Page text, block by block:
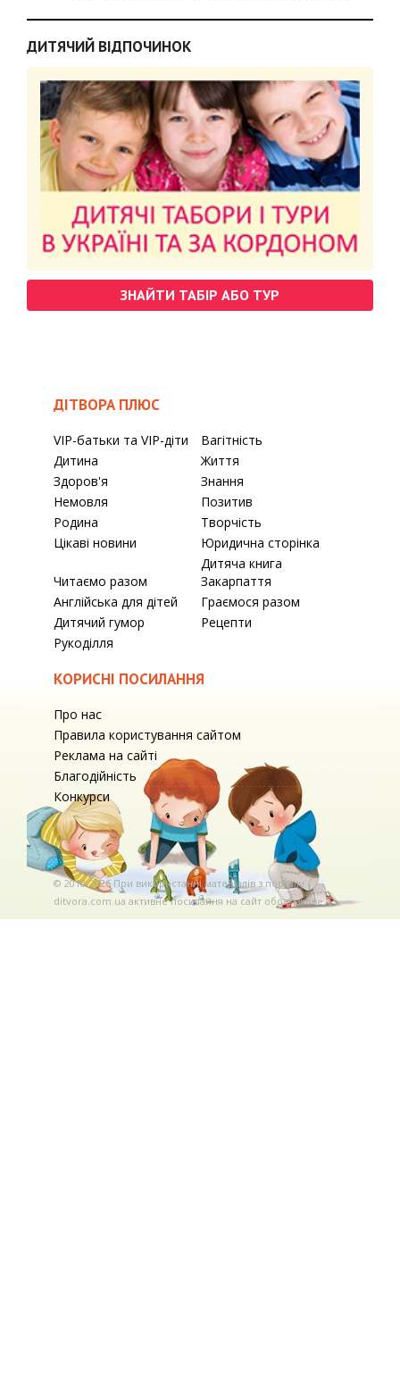
ДИТЯЧИЙ ВІДПОЧИНОК
ЗНАЙТИ ТАБІР АБО ТУР
ДІТВОРА ПЛЮС
VIP-батьки та VIP-діти
Вагітність
Дитина
Життя
Здоров'я
Знання
Немовля
Позитив
Родина
Творчість
Цікаві новини
Юридична сторінка
Читаємо разом
Дитяча книга
Закарпаття
Англійська для дітей
Граємося разом
Дитячий гумор
Рецепти
Рукоділля
КОРИСНІ ПОСИЛАННЯ
Про нас
Правила користування сайтом
Реклама на сайті
Благодійність
Конкурси
© 2010-2026 При використаннi матерiалiв з порталу
ditvora.com.ua активне посилання на сайт обов'язкове. .